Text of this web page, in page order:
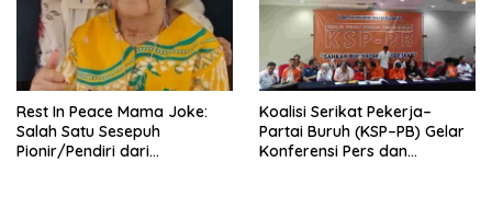
KBI yang Berbasis Riset di
seluruh Indonesia dan
Mancanegara”.
Rest In Peace Mama Joke:
Salah Satu Sesepuh
Pionir/Pendiri dari
Koalisi Serikat Pekerja–
Partai Buruh (KSP–PB) Gelar
Konferensi Pers dan